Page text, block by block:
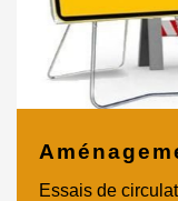
Essais de